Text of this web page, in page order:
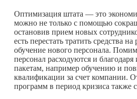
Оптимизация штата — это
можно не только с помощью
остановив прием новых
есть перестать тратить средства
обучение нового персонала.
персонал расходуются и
пакетам, например обучению и
квалификации за счет компании.
программ в период кризиса также